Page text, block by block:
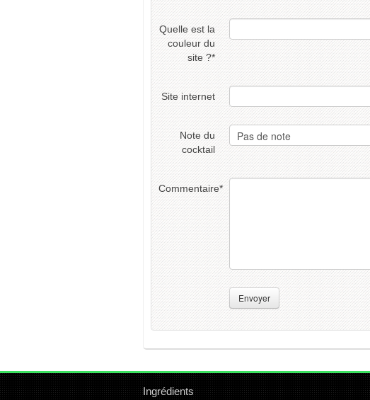
Quelle est la
couleur du
site ?*
Site internet
Note du
cocktail
Commentaire*
Envoyer
Ingrédients